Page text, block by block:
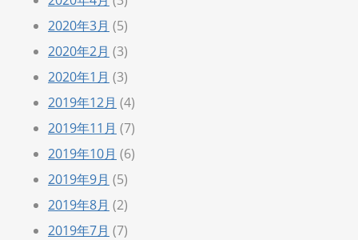
2020年3月 (5)
2020年2月 (3)
2020年1月 (3)
2019年12月 (4)
2019年11月 (7)
2019年10月 (6)
2019年9月 (5)
2019年8月 (2)
2019年7月 (7)